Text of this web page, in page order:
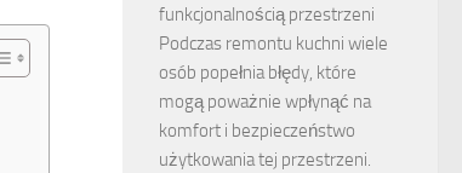
funkcjonalnością przestrzeni
Podczas remontu kuchni wiele
osób popełnia błędy, które
mogą poważnie wpłynąć na
komfort i bezpieczeństwo
użytkowania tej przestrzeni.